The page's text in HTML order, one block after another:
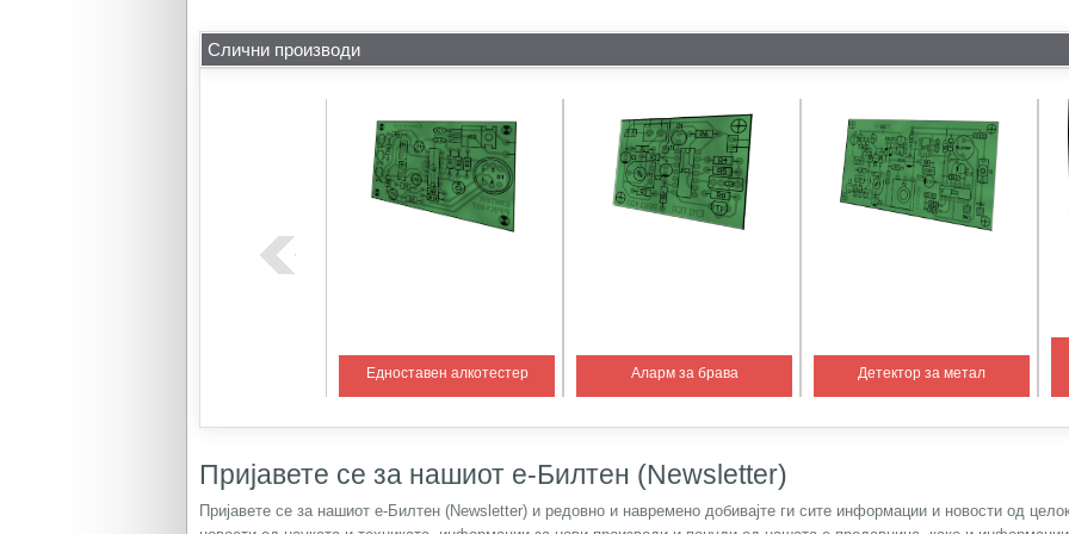
Слични производи
Едноставен алкотестер Аларм за брава Детектор за метал
Пријавете се за нашиот е-Билтен (Newsletter)
Пријавете се за нашиот е-Билтен (Newsletter) и редовно и навремено добивајте ги сите информации и новости од